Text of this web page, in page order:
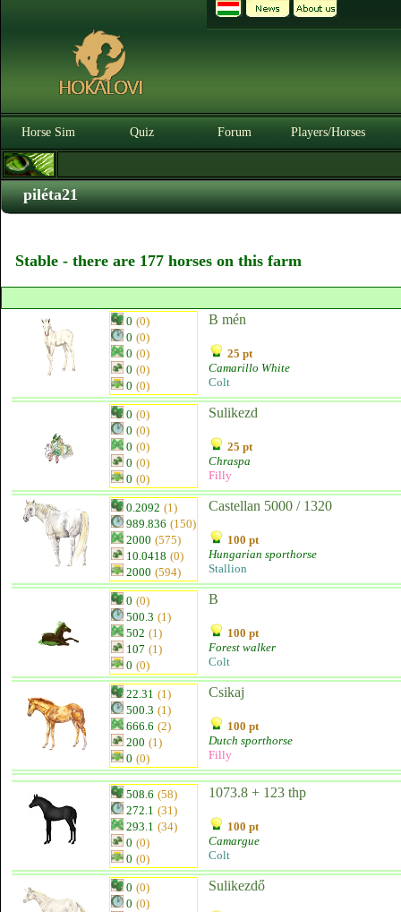
Horse Sim Quiz Forum Players/Horses
piléta21
Stable - there are 177 horses on this farm
0 (0)
0 (0)
0 (0)
0 (0)
0 (0)
B mén
25 pt
Camarillo White
Colt
0 (0)
0 (0)
0 (0)
0 (0)
0 (0)
Sulikezd
25 pt
Chraspa
Filly
0.2092 (1)
989.836 (150)
2000 (575)
10.0418 (0)
2000 (594)
Castellan 5000 / 1320
100 pt
Hungarian sporthorse
Stallion
0 (0)
500.3 (1)
502 (1)
107 (1)
0 (0)
B
100 pt
Forest walker
Colt
22.31 (1)
500.3 (1)
666.6 (2)
200 (1)
0 (0)
Csikaj
100 pt
Dutch sporthorse
Filly
508.6 (58)
272.1 (31)
293.1 (34)
0 (0)
0 (0)
1073.8 + 123 thp
100 pt
Camargue
Colt
0 (0)
0 (0)
Sulikezdő